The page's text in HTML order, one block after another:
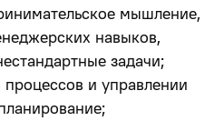
мышление,
навыков,
задачи;
и управлении